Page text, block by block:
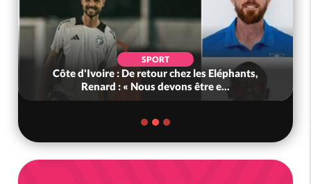
SPORT
Côte d'Ivoire : De retour chez les Eléphants,
Renard : « Nous devons être e...